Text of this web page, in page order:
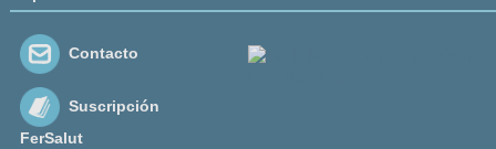
Contacto
Suscripción
FerSalut